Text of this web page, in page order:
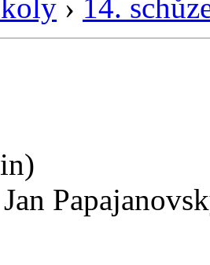
› 14.